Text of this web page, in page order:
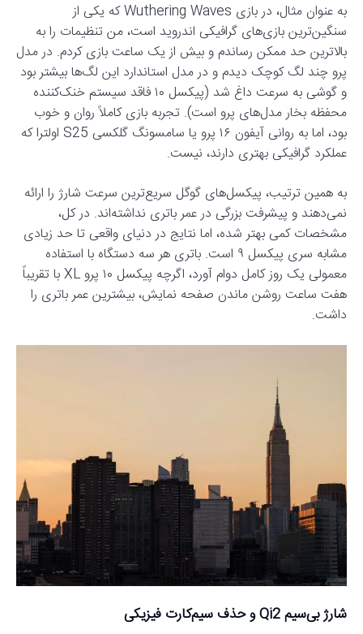
به عنوان مثال، در بازی Wuthering Waves که یکی از
سنگین‌ترین بازی‌های گرافیکی اندروید است، من تنظیمات را به
بالاترین حد ممکن رساندم و بیش از یک ساعت بازی کردم. در مدل
پرو چند لگ کوچک دیدم و در مدل استاندارد این لگ‌ها بیشتر بود
و گوشی به سرعت داغ شد (پیکسل ۱۰ فاقد سیستم خنک‌کننده
محفظه بخار مدل‌های پرو است). تجربه بازی کاملاً روان و خوب
بود، اما به روانی آیفون ۱۶ پرو یا سامسونگ گلکسی S25 اولترا که
عملکرد گرافیکی بهتری دارند، نیست.
به همین ترتیب، پیکسل‌های گوگل سریع‌ترین سرعت شارژ را ارائه
نمی‌دهند و پیشرفت بزرگی در عمر باتری نداشته‌اند. در کل،
مشخصات کمی بهتر شده، اما نتایج در دنیای واقعی تا حد زیادی
مشابه سری پیکسل ۹ است. باتری هر سه دستگاه با استفاده
معمولی یک روز کامل دوام آورد، اگرچه پیکسل ۱۰ پرو XL با تقریباً
هفت ساعت روشن ماندن صفحه نمایش، بیشترین عمر باتری را
داشت.
شارژ بی‌سیم Qi2 و حذف سیم‌کارت فیزیکی